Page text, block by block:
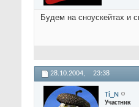
Будем на сноускейтах и
28.10.2004, 23:38
Ti_N
Участник